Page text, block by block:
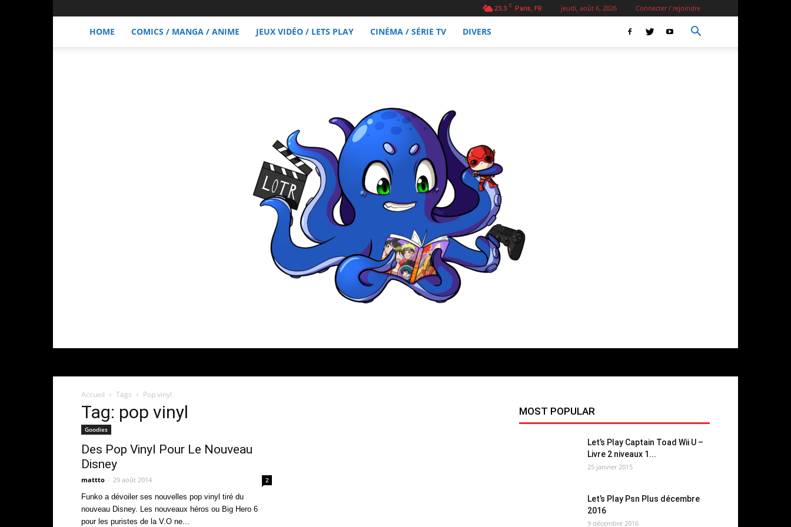
23.3 C Paris, FR jeudi, août 6, 2026 Connecter / rejoindre
HOME COMICS / MANGA / ANIME JEUX VIDÉO / LETS PLAY CINÉMA / SÉRIE TV DIVERS
Accueil Tags Pop vinyl
Tag: pop vinyl
Goodies
Des Pop Vinyl Pour Le Nouveau
Disney
mattto - 29 août 2014 2
Funko a dévoiler ses nouvelles pop vinyl tiré du
nouveau Disney. Les nouveaux héros ou Big Hero 6
pour les puristes de la V.O ne...
MOST POPULAR
Let’s Play Captain Toad Wii U –
Livre 2 niveaux 1...
25 janvier 2015
Let’s Play Psn Plus décembre
2016
9 décembre 2016